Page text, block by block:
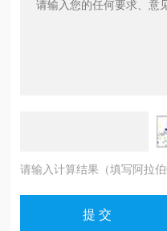
请输入计算结果（填写阿拉